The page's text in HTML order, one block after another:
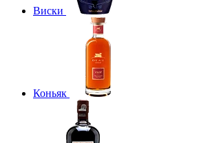
Виски
Коньяк